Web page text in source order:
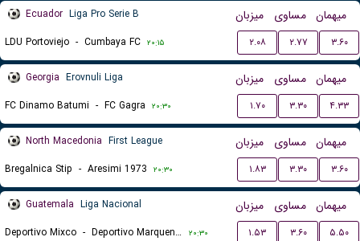
Ecuador Liga Pro Serie B میزبان مساوی میهمان
LDU Portoviejo - Cumbaya FC ۲۰:۱۵ ۲.۰۸ ۲.۷۷ ۳.۶۰
Georgia Erovnuli Liga میزبان مساوی میهمان
FC Dinamo Batumi - FC Gagra ۲۰:۳۰ ۱.۷۰ ۳.۳۰ ۴.۳۳
North Macedonia First League میزبان مساوی میهمان
Bregalnica Stip - Aresimi 1973 ۲۰:۳۰ ۱.۸۳ ۳.۳۰ ۳.۶۰
Guatemala Liga Nacional میزبان مساوی میهمان
Deportivo Mixco - Deportivo Marquense ۲۰:۳۰ ۱.۵۳ ۳.۶۰ ۵.۵۰